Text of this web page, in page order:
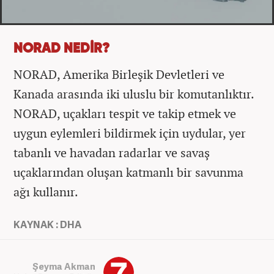
NORAD NEDİR?
NORAD, Amerika Birleşik Devletleri ve
Kanada arasında iki uluslu bir komutanlıktır.
NORAD, uçakları tespit ve takip etmek ve
uygun eylemleri bildirmek için uydular, yer
tabanlı ve havadan radarlar ve savaş
uçaklarından oluşan katmanlı bir savunma
ağı kullanır.
KAYNAK : DHA
Şeyma Akman